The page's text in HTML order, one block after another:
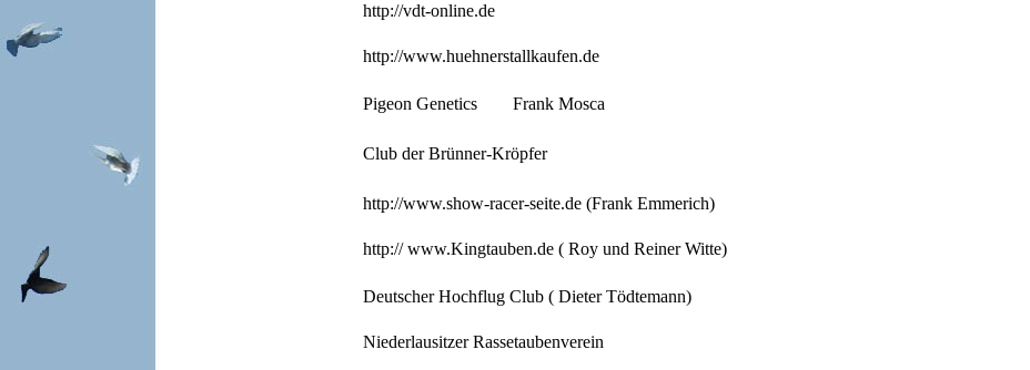
http://vdt-online.de
http://www.huehnerstallkaufen.de
Pigeon Genetics Frank Mosca
Club der Brünner-Kröpfer
http://www.show-racer-seite.de (Frank Emmerich)
http:// www.Kingtauben.de ( Roy und Reiner Witte)
Deutscher Hochflug Club ( Dieter Tödtemann)
Niederlausitzer Rassetaubenverein